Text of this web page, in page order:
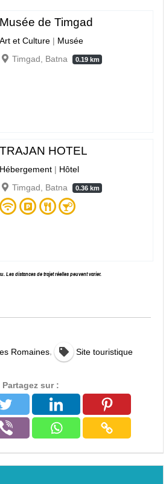
Musée de Timgad
Art et Culture | Musée
Timgad, Batna
0.19 km
TRAJAN HOTEL
Hébergement | Hôtel
Timgad, Batna
0.36 km
Les distances de trajet réelles peuvent varier.
Romaines, Site touristique
Partagez sur :